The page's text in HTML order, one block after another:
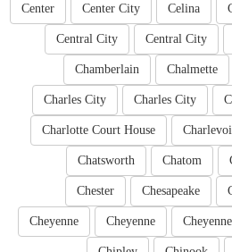
Celina
Center City
Center
Central City
Central City
Chalmette
Chamberlain
Charles City
Charles City
Charlotte Court House
Chatom
Chatsworth
Chesapeake
Chester
Cheyenne
Cheyenne